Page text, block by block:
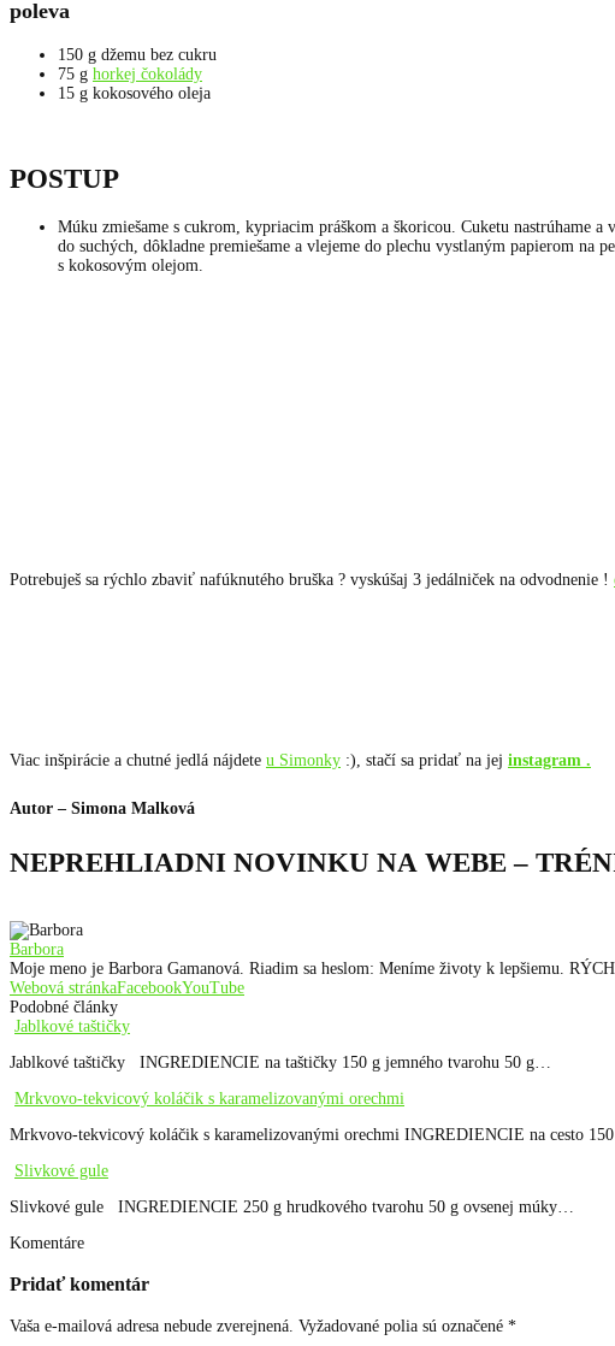
poleva
150 g džemu bez cukru
75 g horkej čokolády
15 g kokosového oleja
POSTUP
Múku zmiešame s cukrom, kypriacim práškom a škoricou. Cuketu nastrúhame
do suchých, dôkladne premiešame a vlejeme do plechu vystlaným papierom
s kokosovým olejom.
Potrebuješ sa rýchlo zbaviť nafúknutého bruška ? vyskúšaj 3 jedálniček na odvodnenie !
Viac inšpirácie a chutné jedlá nájdete u Simonky :), stačí sa pridať na jej instagram .
Autor – Simona Malková
NEPREHLIADNI NOVINKU NA WEBE –
Barbora
Moje meno je Barbora Gamanová. Riadim sa heslom: Meníme životy k lepšiemu.
Webová stránkaFacebookYouTube
Podobné články
Jablkové taštičky
Jablkové taštičky INGREDIENCIE na taštičky 150 g jemného tvarohu 50 g…
Mrkvovo-tekvicový koláčik s karamelizovanými orechmi
Mrkvovo-tekvicový koláčik s karamelizovanými orechmi INGREDIENCIE na cesto
Slivkové gule
Slivkové gule INGREDIENCIE 250 g hrudkového tvarohu 50 g ovsenej múky…
Komentáre
Pridať komentár
Vaša e-mailová adresa nebude zverejnená. Vyžadované polia sú označené *